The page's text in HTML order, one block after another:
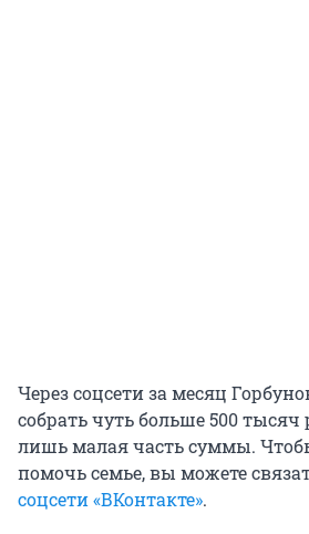
Через соцсети за месяц
собрать чуть больше 500 тысяч
лишь малая часть суммы.
помочь семье, вы можете
соцсети «ВКонтакте».